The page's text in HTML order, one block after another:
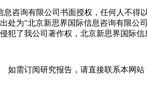
息咨询有限公司书面授权，任何人不
处为"北京新思界国际信息咨询有限
犯了我公司著作权，北京新思界国际
如需订阅研究报告，请直接联系本网